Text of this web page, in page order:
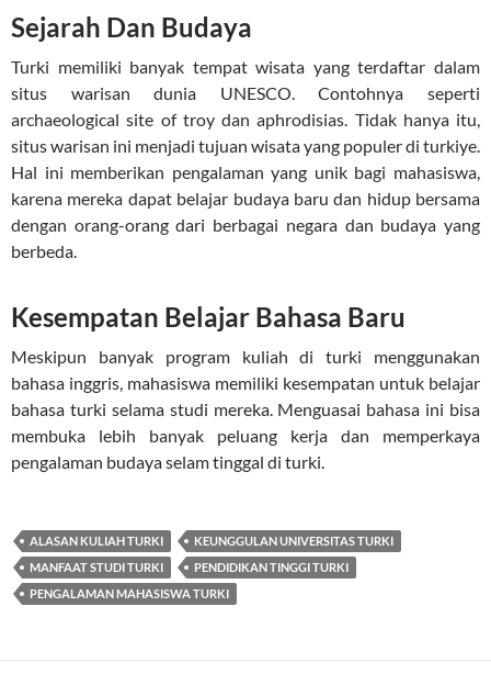
Sejarah Dan Budaya
Turki memiliki banyak tempat wisata yang terdaftar dalam
situs warisan dunia UNESCO. Contohnya seperti
archaeological site of troy dan aphrodisias. Tidak hanya itu,
situs warisan ini menjadi tujuan wisata yang populer di turkiye.
Hal ini memberikan pengalaman yang unik bagi mahasiswa,
karena mereka dapat belajar budaya baru dan hidup bersama
dengan orang-orang dari berbagai negara dan budaya yang
berbeda.
Kesempatan Belajar Bahasa Baru
Meskipun banyak program kuliah di turki menggunakan
bahasa inggris, mahasiswa memiliki kesempatan untuk belajar
bahasa turki selama studi mereka. Menguasai bahasa ini bisa
membuka lebih banyak peluang kerja dan memperkaya
pengalaman budaya selam tinggal di turki.
ALASAN KULIAH TURKI
KEUNGGULAN UNIVERSITAS TURKI
MANFAAT STUDI TURKI
PENDIDIKAN TINGGI TURKI
PENGALAMAN MAHASISWA TURKI